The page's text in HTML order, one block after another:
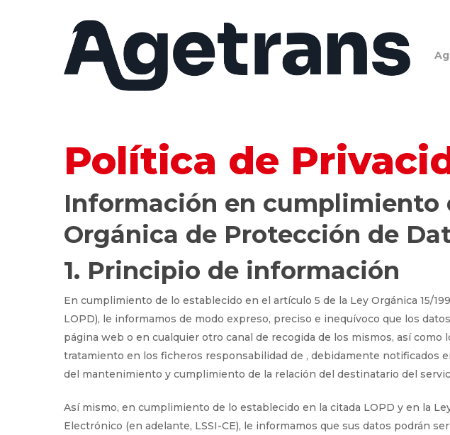
Política de
Información en cumplimiento
Orgánica de Protección de
1. Principio de información
En cumplimiento de lo establecido en el artículo 5 de la Ley Orgánica 15/
LOPD), le informamos de modo expreso, preciso e inequívoco que los
página web o en cualquier otro canal de recogida de los mismos, así
tratamiento en los ficheros responsabilidad de , debidamente notificados
del mantenimiento y cumplimiento de la relación del destinatario del
Así mismo, en cumplimiento de lo establecido en la citada LOPD y en la
Electrónico (en adelante, LSSI-CE), le informamos que sus datos podrán